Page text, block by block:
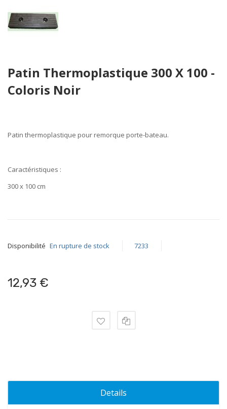
to
beginning
gallery
Patin Thermoplastique 300 X 100 -
Coloris Noir
Patin thermoplastique pour remorque porte-bateau.
Caractéristiques :
300 x 100 cm
Disponibilité En rupture de stock 7233
12,93 €
Details